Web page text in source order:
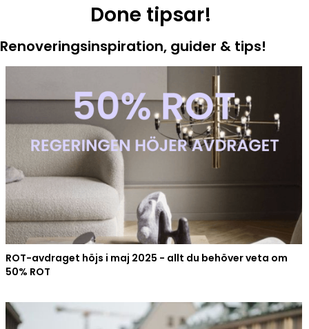
Done tipsar!
Renoveringsinspiration, guider & tips!
ROT-avdraget höjs i maj 2025 - allt du behöver veta om
50% ROT